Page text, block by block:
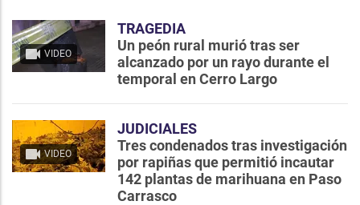
VIDEO
TRAGEDIA
Un peón rural murió tras ser
alcanzado por un rayo durante el
temporal en Cerro Largo
VIDEO
JUDICIALES
Tres condenados tras investigación
por rapiñas que permitió incautar
142 plantas de marihuana en Paso
Carrasco